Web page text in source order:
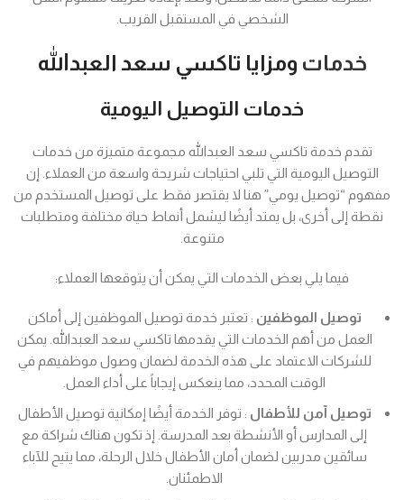
الشخصي في المستقبل القريب.
خدمات ومزايا تاكسي سعد العبدالله
خدمات التوصيل اليومية
تقدم خدمة تاكسي سعد العبدالله مجموعة متميزة من خدمات
التوصيل اليومية التي تلبي احتياجات شريحة واسعة من العملاء. إن
مفهوم “توصيل يومي” هنا لا يقتصر فقط على توصيل المستخدم من
نقطة إلى أخرى، بل يمتد أيضًا ليشمل أنماط حياة مختلفة ومتطلبات
متنوعة.
فيما يلي بعض الخدمات التي يمكن أن يتوقعها العملاء:
توصيل الموظفين : تعتبر خدمة توصيل الموظفين إلى أماكن
العمل من أهم الخدمات التي يقدمها تاكسي سعد العبدالله. يمكن
للشركات الاعتماد على هذه الخدمة لضمان وصول موظفيهم في
الوقت المحدد، مما ينعكس إيجاباً على أداء العمل.
توصيل آمن للأطفال : توفر الخدمة أيضًا إمكانية توصيل الأطفال
إلى المدارس أو الأنشطة بعد المدرسة. إذ تكون هناك شراكة مع
سائقين مدربين لضمان أمان الأطفال خلال الرحلة، مما يتيح للآباء
الاطمئنان.